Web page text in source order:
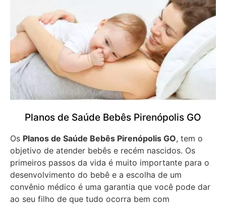
Planos de Saúde Bebês Pirenópolis GO
Os Planos de Saúde Bebês Pirenópolis GO, tem o
objetivo de atender bebês e recém nascidos. Os
primeiros passos da vida é muito importante para o
desenvolvimento do bebê e a escolha de um
convênio médico é uma garantia que você pode dar
ao seu filho de que tudo ocorra bem com